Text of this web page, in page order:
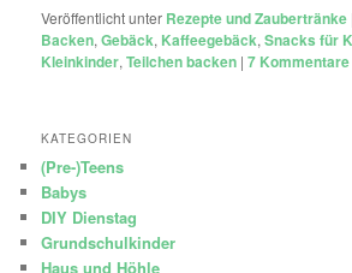
Veröffentlicht unter Rezepte und Zaubertränke
Backen,Gebäck, Kaffeegebäck,Snacks für
Kleinkinder,Teilchen backen |7 Kommentare
KATEGORIEN
(Pre-)Teens
Babys
DIY Dienstag
Grundschulkinder
Haus und Höhle